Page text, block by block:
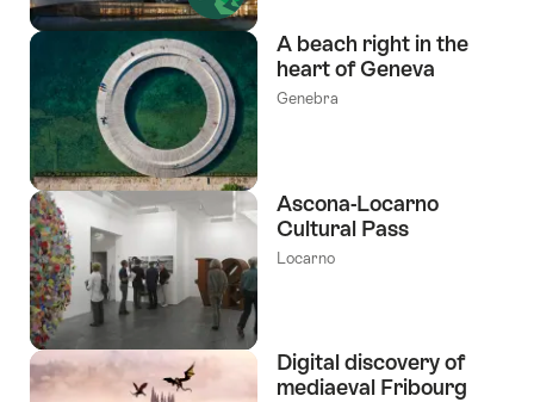
A beach right in the
heart of Geneva
Genebra
Ascona-Locarno
Cultural Pass
Locarno
Digital discovery of
mediaeval Fribourg